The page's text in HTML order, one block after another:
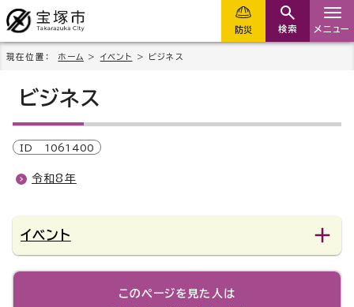
防災 検索 メニュー
現在位置： ホーム > イベント > ビジネス
ビジネス
ID 1061400
令和8年
イベント
このページを見た人は